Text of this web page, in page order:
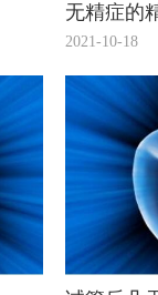
无精症的
2021-10-18